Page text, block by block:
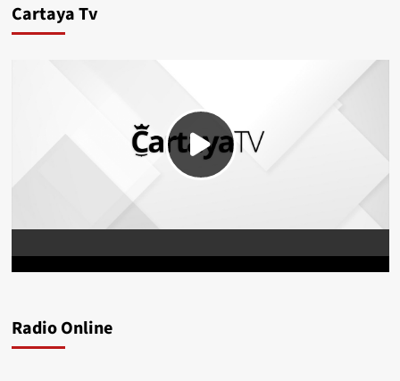
Cartaya Tv
Radio Online